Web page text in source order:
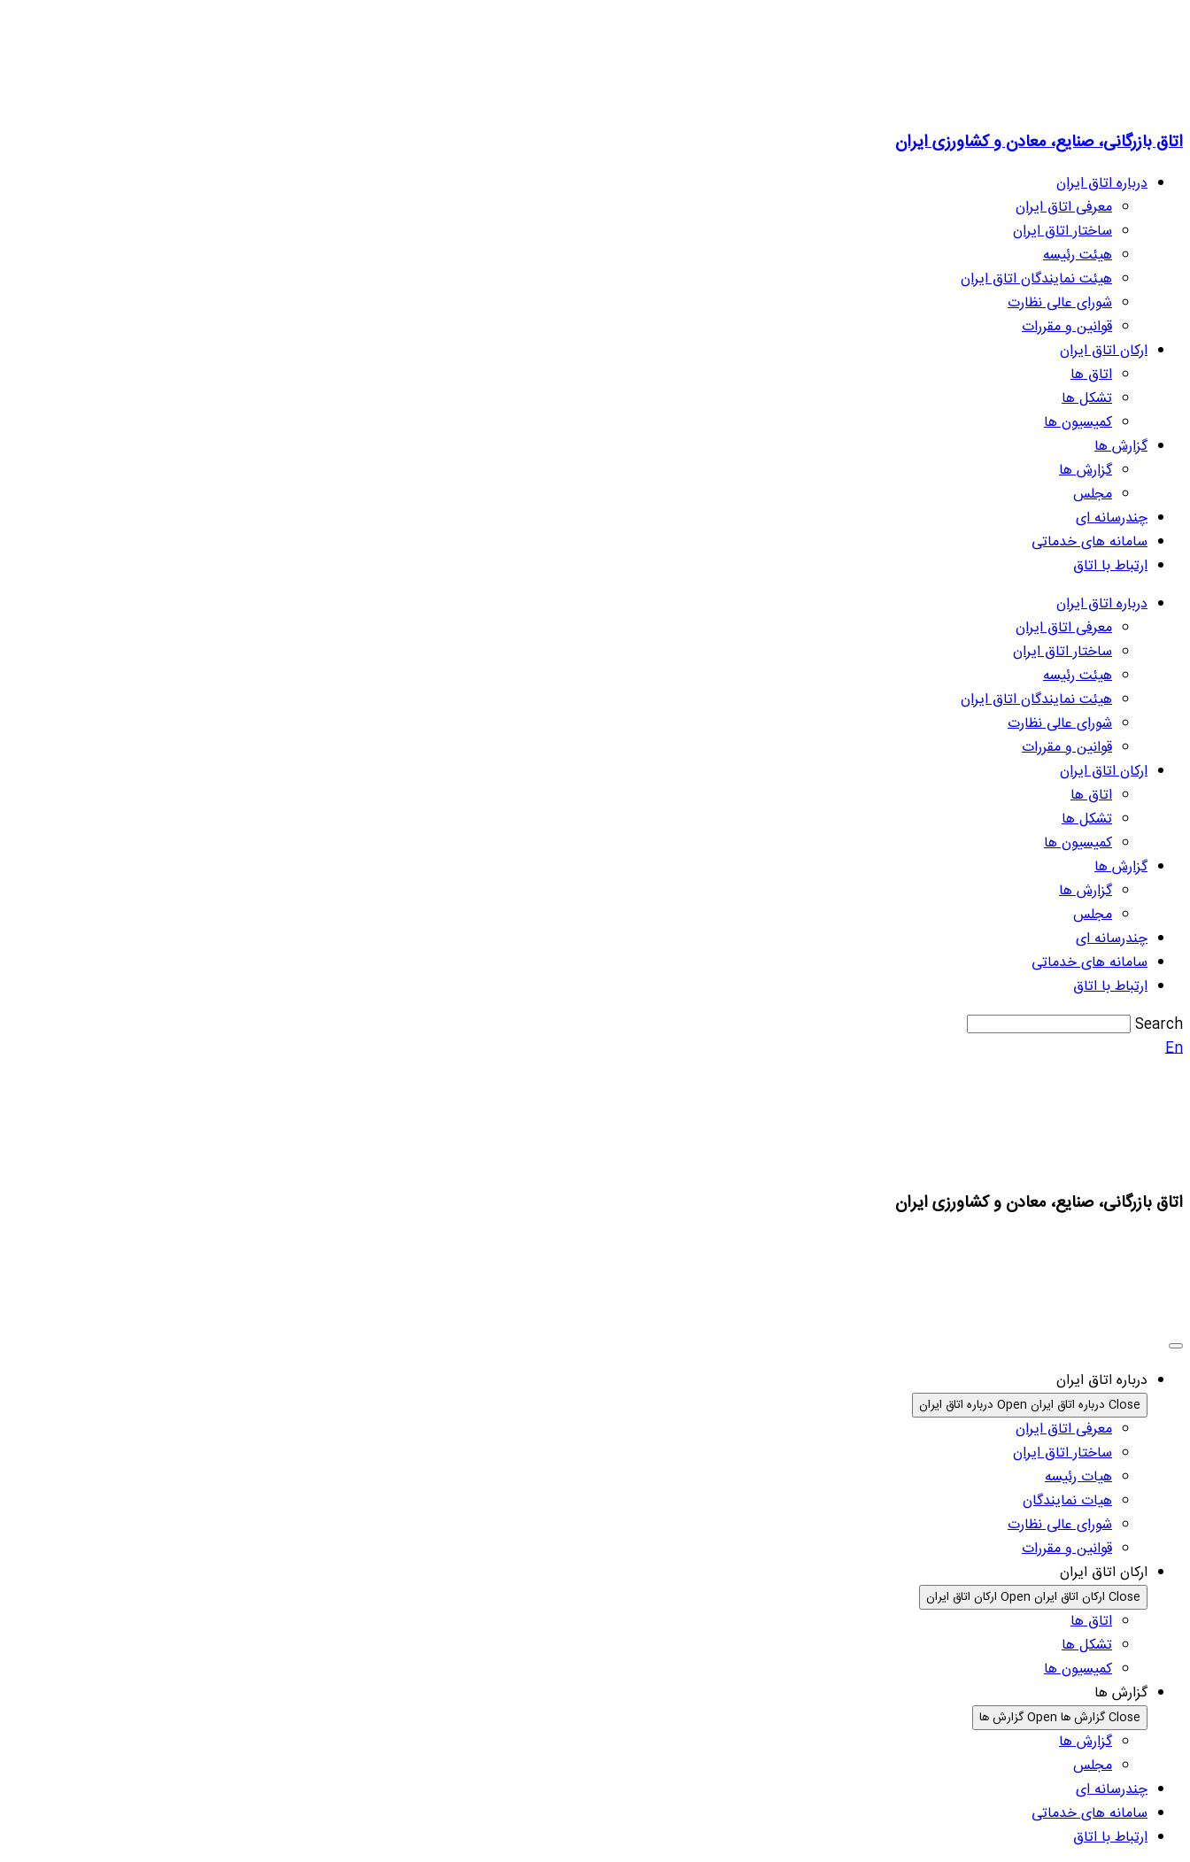
اتاق بازرگانی، صنایع، معادن و کشاورزی ایران
درباره اتاق ایران
معرفی اتاق ایران
ساختار اتاق ایران
هیئت رئیسه
هیئت نمایندگان اتاق ایران
شورای عالی نظارت
قوانین و مقررات
ارکان اتاق ایران
اتاق ها
تشکل ها
کمیسیون ها
گزارش ها
گزارش ها
مجلس
چندرسانه ای
سامانه های خدماتی
ارتباط با اتاق
درباره اتاق ایران
معرفی اتاق ایران
ساختار اتاق ایران
هیئت رئیسه
هیئت نمایندگان اتاق ایران
شورای عالی نظارت
قوانین و مقررات
ارکان اتاق ایران
اتاق ها
تشکل ها
کمیسیون ها
گزارش ها
گزارش ها
مجلس
چندرسانه ای
سامانه های خدماتی
ارتباط با اتاق
Search
En
اتاق بازرگانی، صنایع، معادن و کشاورزی ایران
درباره اتاق ایران
Close درباره اتاق ایران Open درباره اتاق ایران
معرفی اتاق ایران
ساختار اتاق ایران
هیات رئیسه
هیات نمایندگان
شورای عالی نظارت
قوانین و مقررات
ارکان اتاق ایران
Close ارکان اتاق ایران Open ارکان اتاق ایران
اتاق ها
تشکل ها
کمیسیون ها
گزارش ها
Close گزارش ها Open گزارش ها
گزارش ها
مجلس
چندرسانه ای
سامانه های خدماتی
ارتباط با اتاق